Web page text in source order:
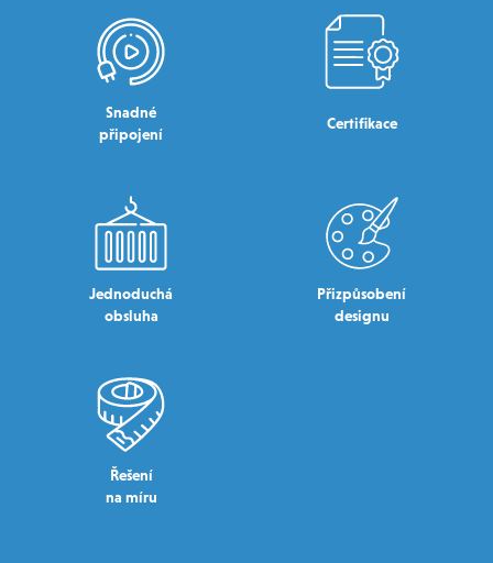
Snadné
připojení
Certifikace
Jednoduchá
obsluha
Přizpůsobení
designu
Řešení
na míru